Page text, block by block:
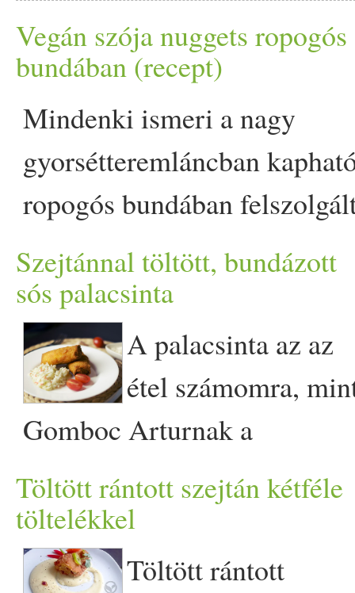
kk aszafoetida 3 kk
Vegán szója nuggets ropogós
bundában (recept)
Mindenki ismeri a nagy
gyorsétteremláncban
ropogós bundában
falatkákat. Az egész a
textúrákon múlik – kívül
ropogós, belül omlós – és
kicsi kreativitással te is
megalkothatod őket. A
elkészítheted, ezzel a
recepttel tutira nem ártasz
Szejtánnal töltött, bundázott
sós palacsinta
A palacsinta az az
étel számomra,
Gomboc Arturnak a
csokoládé. Bármikor, bárhol,
bármilyet (bizonyos
belül bármilyet :-).
Töltött rántott szejtán kétféle
töltelékkel
Töltött rántott